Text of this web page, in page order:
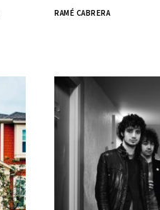
RAMÉ CABRERA